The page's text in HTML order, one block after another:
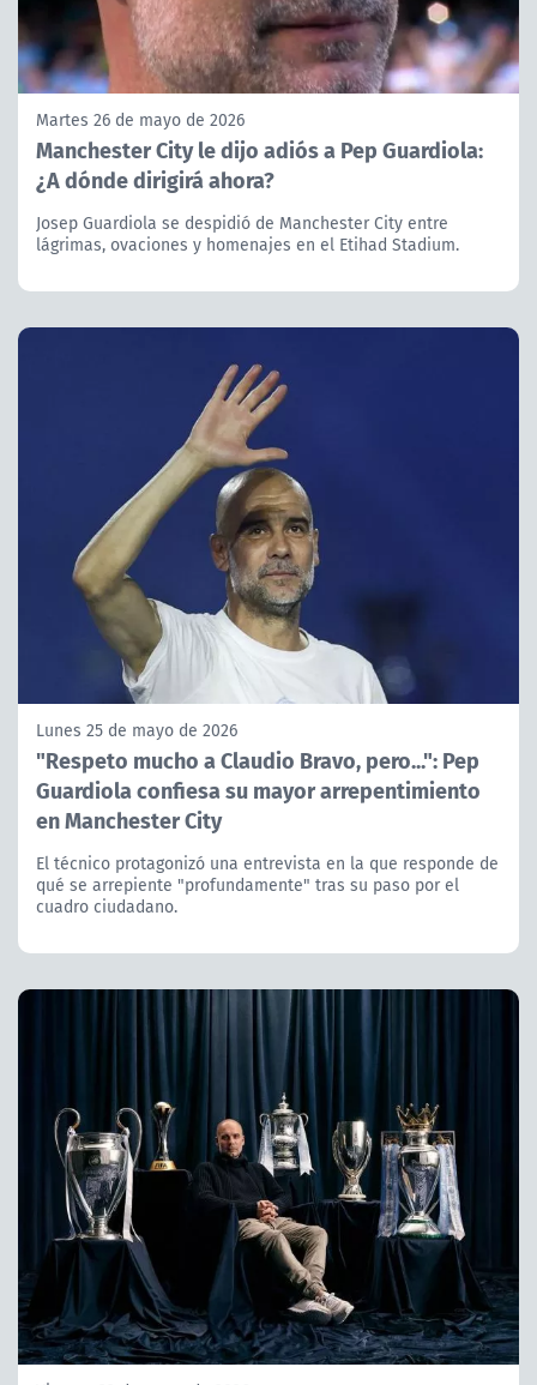
Martes 26 de mayo de 2026
Manchester City le dijo adiós a Pep Guardiola:
¿A dónde dirigirá ahora?
Josep Guardiola se despidió de Manchester City entre
lágrimas, ovaciones y homenajes en el Etihad Stadium.
Lunes 25 de mayo de 2026
"Respeto mucho a Claudio Bravo, pero...": Pep
Guardiola confiesa su mayor arrepentimiento
en Manchester City
El técnico protagonizó una entrevista en la que responde de
qué se arrepiente "profundamente" tras su paso por el
cuadro ciudadano.